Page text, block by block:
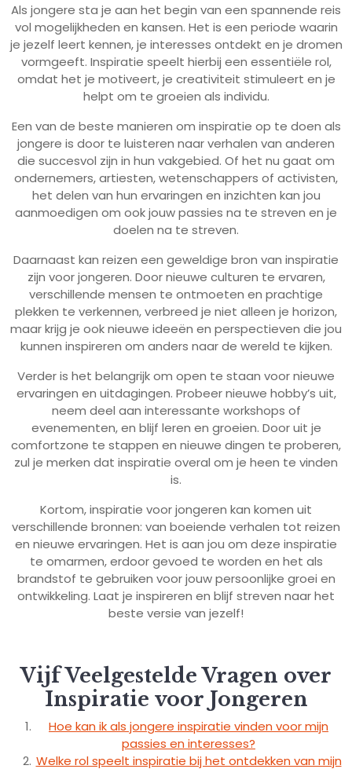
Als jongere sta je aan het begin van een spannende reis
vol mogelijkheden en kansen. Het is een periode waarin
je jezelf leert kennen, je interesses ontdekt en je dromen
vormgeeft. Inspiratie speelt hierbij een essentiële rol,
omdat het je motiveert, je creativiteit stimuleert en je
helpt om te groeien als individu.
Een van de beste manieren om inspiratie op te doen als
jongere is door te luisteren naar verhalen van anderen
die succesvol zijn in hun vakgebied. Of het nu gaat om
ondernemers, artiesten, wetenschappers of activisten,
het delen van hun ervaringen en inzichten kan jou
aanmoedigen om ook jouw passies na te streven en je
doelen na te streven.
Daarnaast kan reizen een geweldige bron van inspiratie
zijn voor jongeren. Door nieuwe culturen te ervaren,
verschillende mensen te ontmoeten en prachtige
plekken te verkennen, verbreed je niet alleen je horizon,
maar krijg je ook nieuwe ideeën en perspectieven die jou
kunnen inspireren om anders naar de wereld te kijken.
Verder is het belangrijk om open te staan voor nieuwe
ervaringen en uitdagingen. Probeer nieuwe hobby’s uit,
neem deel aan interessante workshops of
evenementen, en blijf leren en groeien. Door uit je
comfortzone te stappen en nieuwe dingen te proberen,
zul je merken dat inspiratie overal om je heen te vinden
is.
Kortom, inspiratie voor jongeren kan komen uit
verschillende bronnen: van boeiende verhalen tot reizen
en nieuwe ervaringen. Het is aan jou om deze inspiratie
te omarmen, erdoor gevoed te worden en het als
brandstof te gebruiken voor jouw persoonlijke groei en
ontwikkeling. Laat je inspireren en blijf streven naar het
beste versie van jezelf!
Vijf Veelgestelde Vragen over
Inspiratie voor Jongeren
Hoe kan ik als jongere inspiratie vinden voor mijn
passies en interesses?
Welke rol speelt inspiratie bij het ontdekken van mijn